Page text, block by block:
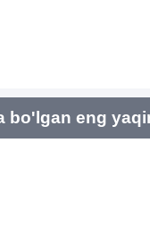
bo'lgan eng